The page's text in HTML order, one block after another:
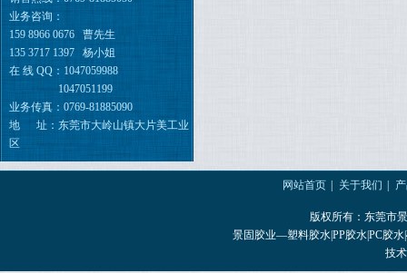
业务咨询：
159 8966 0676 曹先生
135 3717 1397 杨小姐
在 线 QQ： 1047059988
1047051199
业务传真：0769-81885090
地 址：东莞市大岭山镇大片美工业
区
网站首页 关于我们
版权所有：东莞市
景固胶业—塑料胶水|PP胶水|PC胶水|
技